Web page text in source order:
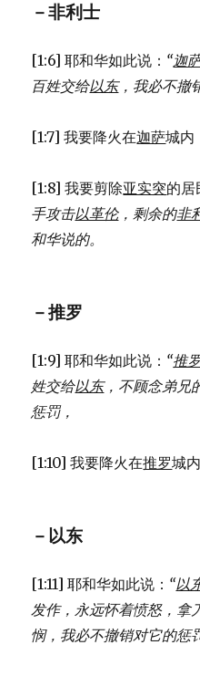
－非利士
[1:6] 耶和华如此说： “迦
百姓交给以东， 我必不撤
[1:7] 我要降火在迦萨城内
[1:8] 我要剪除亚实突的居
手攻击以革伦，剩余的非
和华说的。
－推罗
[1:9] 耶和华如此说： “推
姓交给以东， 不顾念弟兄
惩罚，
[1:10] 我要降火在推罗城内
－以东
[1:11] 耶和华如此说： “以
发作，永远怀着愤怒， 拿
悯， 我必不撤销对它的惩